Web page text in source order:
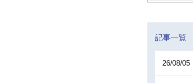
記事一覧
26/08/05